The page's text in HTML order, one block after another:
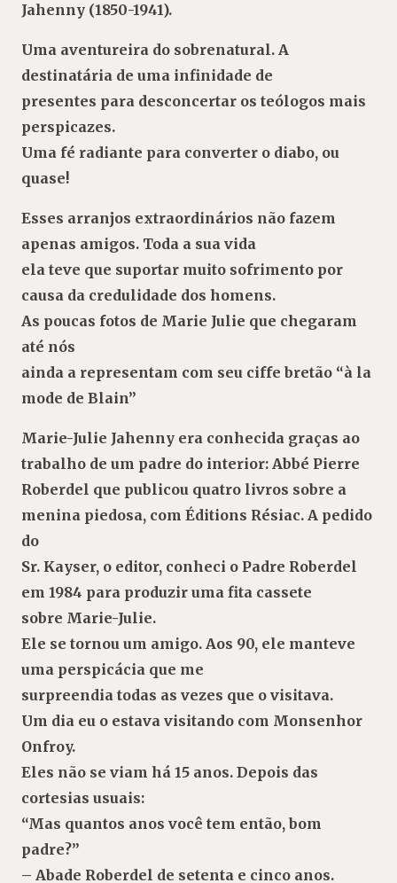
Jahenny (1850-1941).
Uma aventureira do sobrenatural. A
destinatária de uma infinidade de
presentes para desconcertar os teólogos mais
perspicazes.
Uma fé radiante para converter o diabo, ou
quase!
Esses arranjos extraordinários não fazem
apenas amigos. Toda a sua vida
ela teve que suportar muito sofrimento por
causa da credulidade dos homens.
As poucas fotos de Marie Julie que chegaram
até nós
ainda a representam com seu ciffe bretão “à la
mode de Blain”
Marie-Julie Jahenny era conhecida graças ao
trabalho de um padre do interior: Abbé Pierre
Roberdel que publicou quatro livros sobre a
menina piedosa, com Éditions Résiac. A pedido
do
Sr. Kayser, o editor, conheci o Padre Roberdel
em 1984 para produzir uma fita cassete
sobre Marie-Julie.
Ele se tornou um amigo. Aos 90, ele manteve
uma perspicácia que me
surpreendia todas as vezes que o visitava.
Um dia eu o estava visitando com Monsenhor
Onfroy.
Eles não se viam há 15 anos. Depois das
cortesias usuais:
“Mas quantos anos você tem então, bom
padre?”
– Abade Roberdel de setenta e cinco anos.